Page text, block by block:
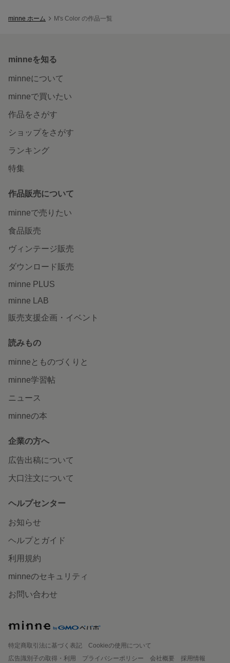
minne ホーム M's Color の作品一覧
minneを知る
minneについて
minneで買いたい
作品をさがす
ショップをさがす
ランキング
特集
作品販売について
minneで売りたい
食品販売
ヴィンテージ販売
ダウンロード販売
minne PLUS
minne LAB
販売支援企画・イベント
読みもの
minneとものづくりと
minne学習帖
ニュース
minneの本
企業の方へ
広告出稿について
大口注文について
ヘルプセンター
お知らせ
ヘルプとガイド
利用規約
minneのセキュリティ
お問い合わせ
特定商取引法に基づく表記
Cookieの使用について
広告識別子の取得・利用
プライバシーポリシー 会社概要
採用情報